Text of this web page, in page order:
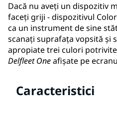
Dacă nu aveți un dispozitiv
faceți griji - dispozitivul
ca un instrument de sine
scanați suprafața vopsită și
apropiate trei culori
Delfleet Oneafișate pe
Caracteristici